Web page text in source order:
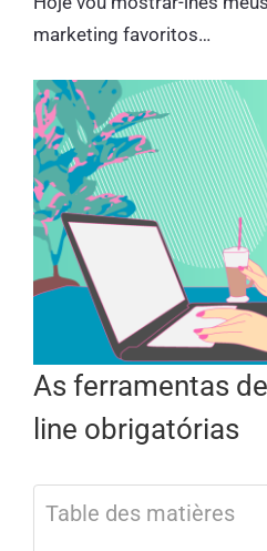
marketing favoritos…
As ferramentas
line obrigatórias
Table des matières